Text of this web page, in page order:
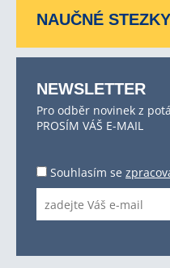
NAUČNÉ STEZKY
NEWSLETTER
Pro odběr novinek z
PROSÍM VÁŠ E-MAIL
Souhlasím se